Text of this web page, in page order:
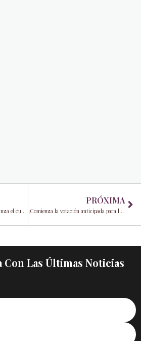
La alcaldesa de Miami-Dade lanza el curso de atención al cliente “I AM MIA” en el Aeropuerto Internacional de Miami
PRÓXIMA
¡Comienza la votación anticipada para las elecciones primarias del 20 de agosto!
Las Últimas Noticias